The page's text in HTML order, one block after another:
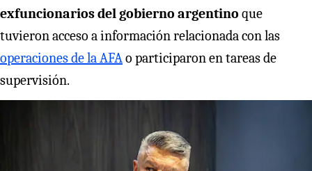
exfuncionarios del gobierno argentino que
tuvieron acceso a información relacionada con las
operaciones de la AFAo participaron en tareas de
supervisión.